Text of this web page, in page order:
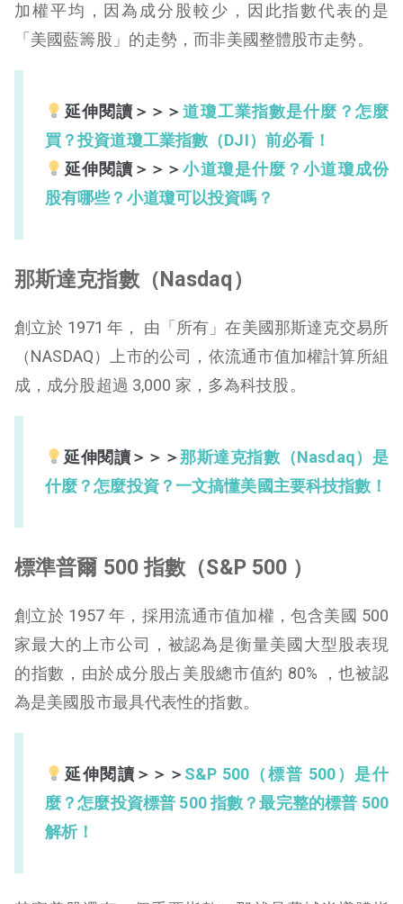
加權平均，因為成分股較少，因此指數代表的是
「美國藍籌股」的走勢，而非美國整體股市走勢。
延伸閱讀＞＞＞道瓊工業指數是什麼？怎麼
買？投資道瓊工業指數（DJI）前必看！
延伸閱讀＞＞＞小道瓊是什麼？小道瓊成份
股有哪些？小道瓊可以投資嗎？
那斯達克指數（Nasdaq）
創立於 1971 年， 由「所有」在美國那斯達克交易所
（NASDAQ）上市的公司，依流通市值加權計算所組
成，成分股超過 3,000 家，多為科技股。
延伸閱讀＞＞＞那斯達克指數（Nasdaq）是
什麼？怎麼投資？一文搞懂美國主要科技指數！
標準普爾 500 指數（S&P 500 ）
創立於 1957 年，採用流通市值加權，包含美國 500
家最大的上市公司，被認為是衡量美國大型股表現
的指數，由於成分股占美股總市值約 80% ，也被認
為是美國股市最具代表性的指數。
延伸閱讀＞＞＞S&P 500（標普 500）是什
麼？怎麼投資標普 500 指數？最完整的標普 500
解析！